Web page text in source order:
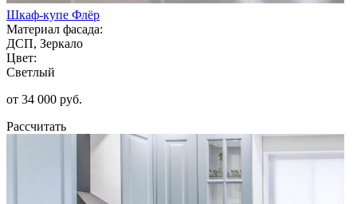
Шкаф-купе Флёр
Материал фасада:
ДСП, Зеркало
Цвет:
Светлый
от 34 000 руб.
Рассчитать